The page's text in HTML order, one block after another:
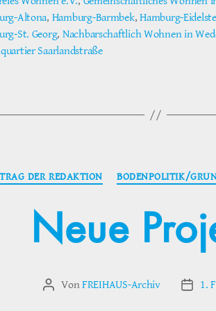
Altona, Hamburg-Barmbek,Hamburg-
St. Georg, Nachbarschaftlich Wohnen in
Saarlandstraße
Kategorien
DER REDAKTION BODENPOLITIK/
Neue
Beitragsautor
VonFREIHAUS-Archiv 1.